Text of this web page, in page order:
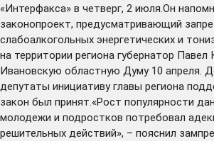
«Интерфакса» в четверг, 2 июля.Он
законопроект, предусматривающий
слабоалкогольных энергетических и
на территории региона губернатор Павел
Ивановскую областную Думу 10 апреля.
депутаты инициативу главы региона
закон был принят.«Рост популярности
молодежи и подростков потребовал
решительных действий», – пояснил